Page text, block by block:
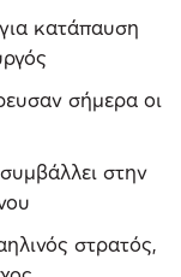
κατάπαυση
σήμερα οι
στην
στρατός,